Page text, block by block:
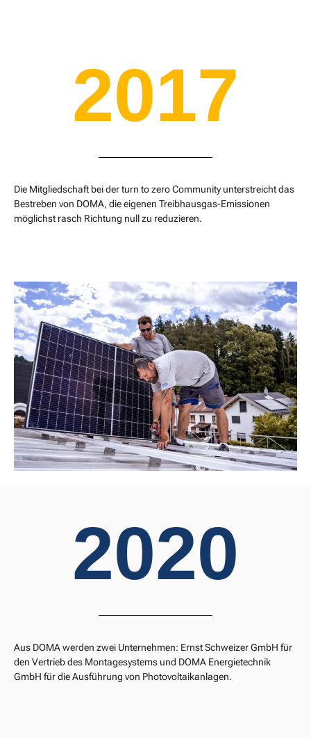
2017
Die Mitgliedschaft bei der turn to zero Community unterstreicht das
Bestreben von DOMA, die eigenen Treibhausgas-Emissionen
möglichst rasch Richtung null zu reduzieren.
2020
Aus DOMA werden zwei Unternehmen: Ernst Schweizer GmbH für
den Vertrieb des Montagesystems und DOMA Energietechnik
GmbH für die Ausführung von Photovoltaikanlagen.